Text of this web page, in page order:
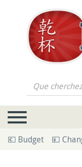
Que
💶 Budget 💴